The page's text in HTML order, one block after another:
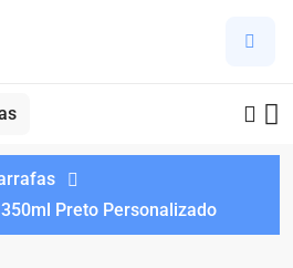
Preto Personalizado